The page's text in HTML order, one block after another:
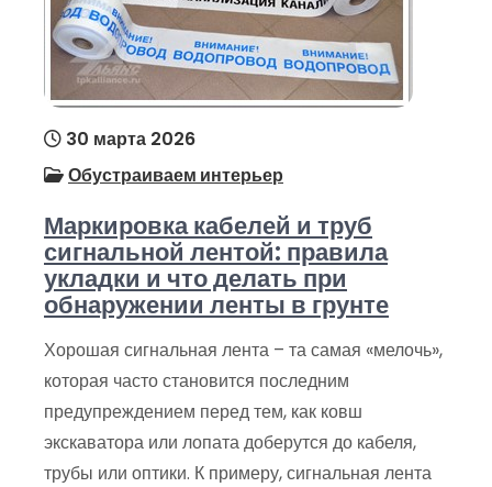
30 марта 2026
Обустраиваем интерьер
Маркировка кабелей и труб
сигнальной лентой: правила
укладки и что делать при
обнаружении ленты в грунте
Хорошая сигнальная лента – та самая «мелочь»,
которая часто становится последним
предупреждением перед тем, как ковш
экскаватора или лопата доберутся до кабеля,
трубы или оптики. К примеру, сигнальная лента